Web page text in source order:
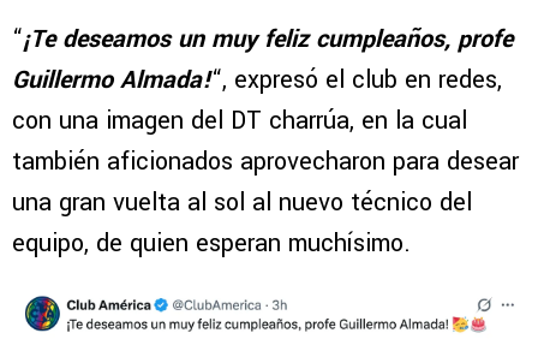
“¡Te deseamos un muy feliz cumpleaños, profe
Guillermo Almada!“, expresó el club en redes,
con una imagen del DT charrúa, en la cual
también aficionados aprovecharon para desear
una gran vuelta al sol al nuevo técnico del
equipo, de quien esperan muchísimo.